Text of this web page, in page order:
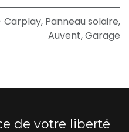
Carplay, Panneau solaire,
Auvent,Garage
de votre liberté